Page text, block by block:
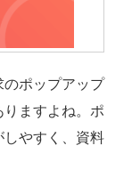
ポップアップ
ますよね。ポ
やすく、資料